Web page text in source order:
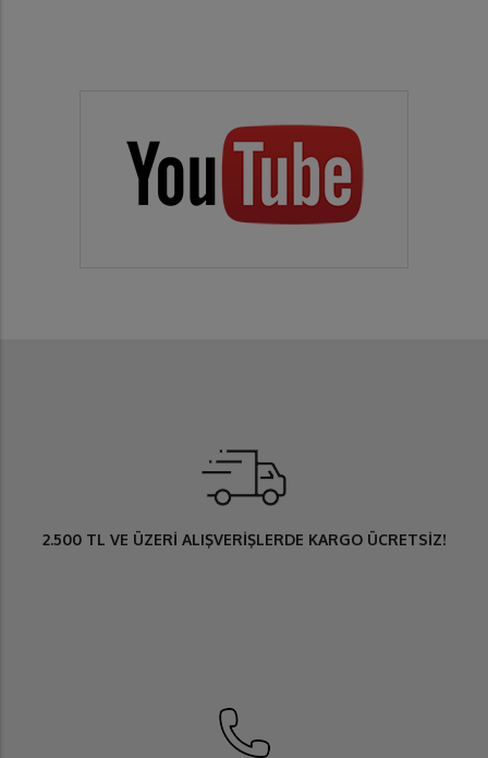
2.500 TL VE ÜZERİ ALIŞVERİŞLERDE KARGO ÜCRETSİZ!